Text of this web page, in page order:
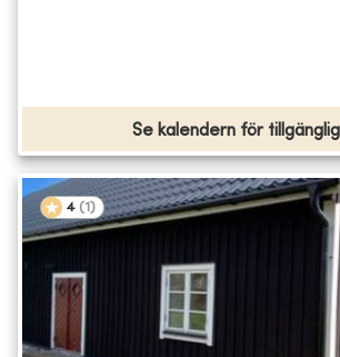
Se kalendern för
4 (1 )